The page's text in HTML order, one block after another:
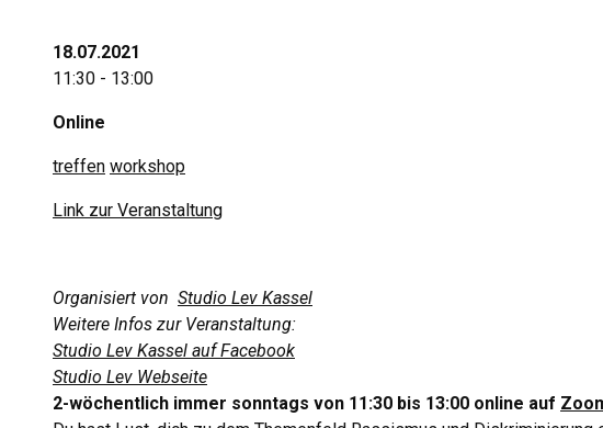
18.07.2021
11:30 - 13:00
Online
treffen workshop
Link zur Veranstaltung
Organisiert von Studio Lev Kassel
Weitere Infos zur Veranstaltung:
Studio Lev Kassel auf Facebook
Studio Lev Webseite
2-wöchentlich immer sonntags von 11:30 bis 13:00 online auf